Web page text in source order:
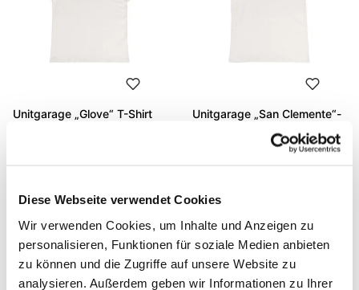
Diese Webseite verwendet Cookies
Wir verwenden Cookies, um Inhalte und Anzeigen zu
personalisieren, Funktionen für soziale Medien anbieten
zu können und die Zugriffe auf unsere Website zu
analysieren. Außerdem geben wir Informationen zu Ihrer
Unitgarage „Glove“ T-Shirt
Unitgarage „San Clemente“-